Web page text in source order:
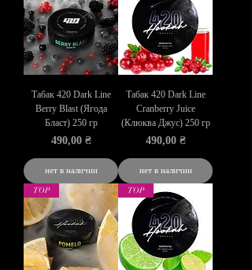
Табак 420 Dark Line
Berry Blast (Ягода
Бласт) 250 гр
Цена
490,00 ₴
нет в наличии
Табак 420 Dark Line
Cranberry Juice
(Клюква Джус) 250 гр
Цена
490,00 ₴
нет в наличии
TOP TOP